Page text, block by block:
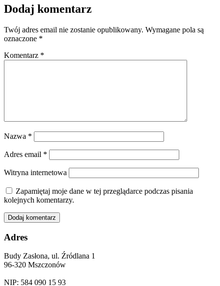
Dodaj komentarz
Twój adres email nie zostanie opublikowany. Wymagane pola są
oznaczone *
Komentarz *
Nazwa *
Adres email *
Witryna internetowa
Zapamiętaj moje dane w tej przeglądarce podczas pisania
kolejnych komentarzy.
Adres
Budy Zasłona, ul. Źródlana 1
96-320 Mszczonów
NIP: 584 090 15 93